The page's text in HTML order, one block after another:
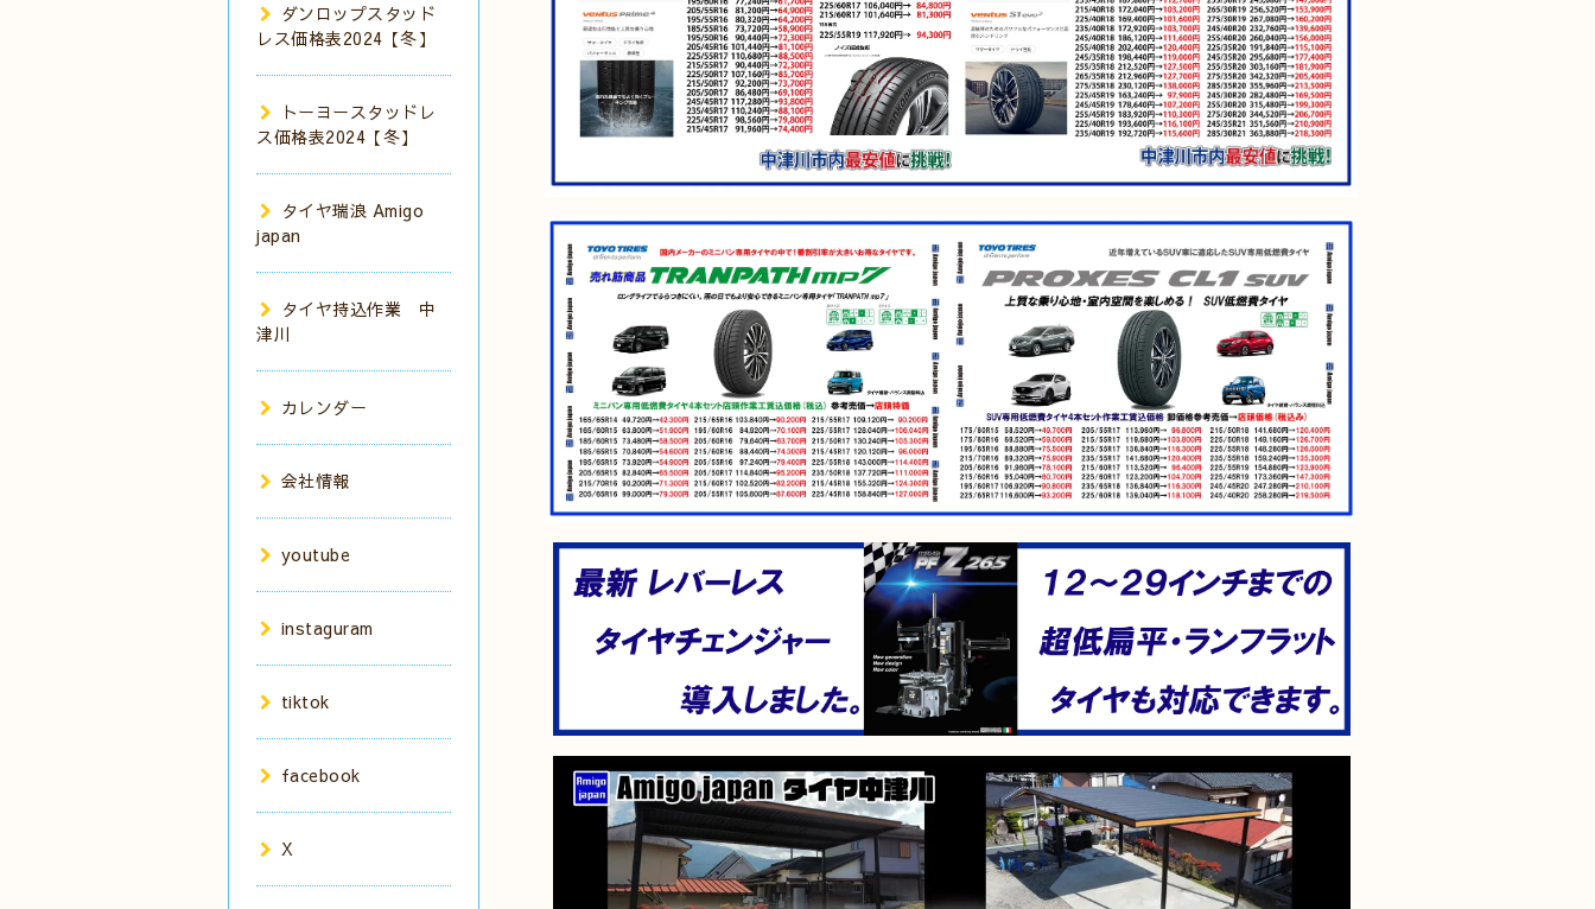
ダンロップスタッド
レス価格表2024【冬】
トーヨースタッドレ
ス価格表2024【冬】
タイヤ瑞浪 Amigo
japan
タイヤ持込作業 中
津川
カレンダー
会社情報
youtube
instaguram
tiktok
facebook
X